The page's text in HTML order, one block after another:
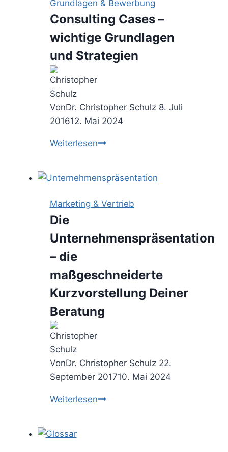
7
Methoden
regelst
Du
Zusammenarbeit
Organisationen
Grundlagen & Bewerbung
Consulting Cases –
wichtige Grundlagen
und Strategien
VonDr. Christopher Schulz 8. Juli
201612. Mai 2024
WeiterlesenConsulting
wichtige
und
Marketing & Vertrieb
Die
Unternehmenspräsentation
– die
maßgeschneiderte
Kurzvorstellung Deiner
Beratung
VonDr. Christopher Schulz 22.
September 201710. Mai 2024
WeiterlesenDie